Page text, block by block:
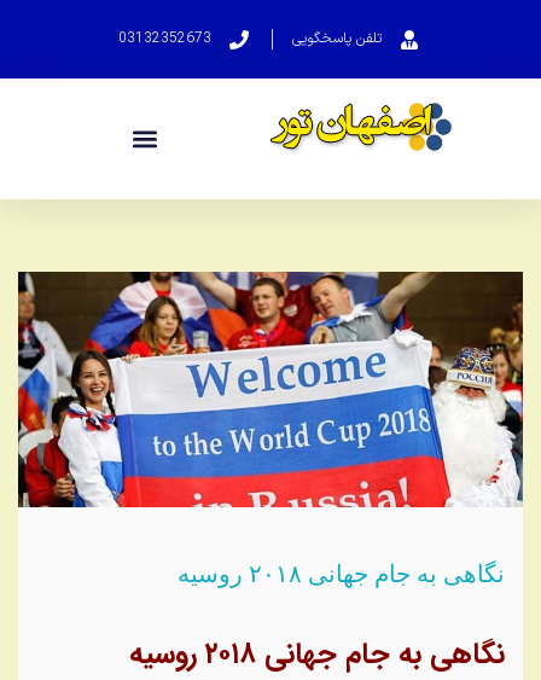
تلفن پاسخگویی 03132352673
نگاهی به جام جهانی ۲۰۱۸ روسیه
نگاهی به جام جهانی ۲۰۱۸ روسیه